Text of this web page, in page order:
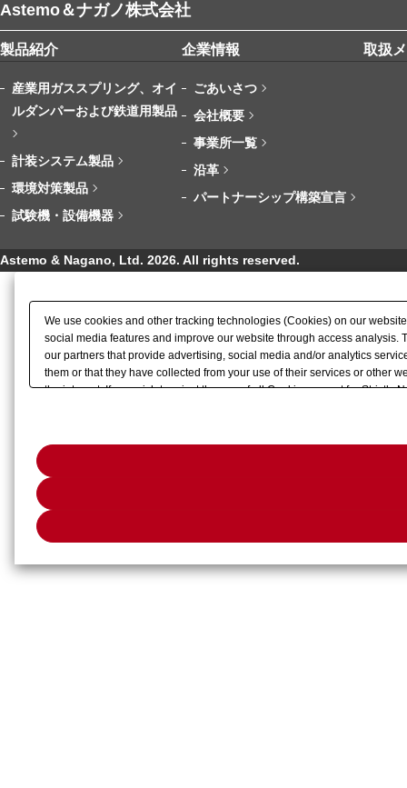
Astemo＆ナガノ株式会社
製品紹介
産業用ガススプリング、オイ
ルダンパーおよび鉄道用製品
計装システム製品
環境対策製品
試験機・設備機器
企業情報
ごあいさつ
会社概要
事業所一覧
沿革
パートナーシップ構築宣言
取扱
Astemo & Nagano, Ltd. 2026. All rights reserved.
We use cookies and other tracking technologies (Cookies) on our
social media features and improve our website through access
our partners that provide advertising, social media and/or analytics
them or that they have collected from your use of their services or other
the internet. If you wish to reject the use of all Cookies except for Strictly